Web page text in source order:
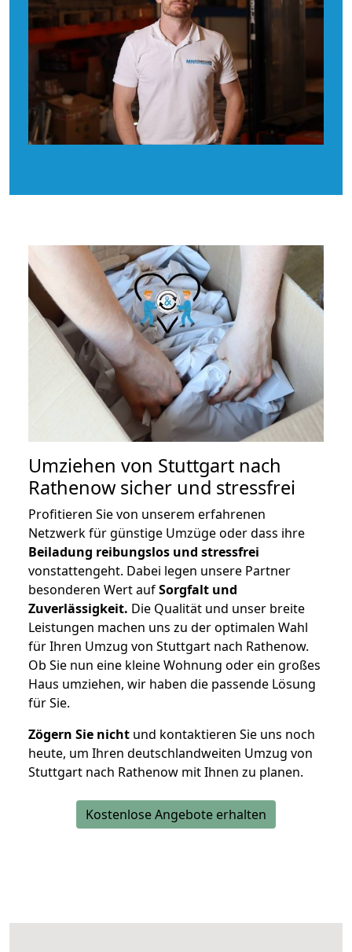
Umziehen von Stuttgart nach
Rathenow sicher und stressfrei
Profitieren Sie von unserem erfahrenen
Netzwerk für günstige Umzüge oder dass ihre
Beiladung reibungslos und stressfrei
vonstattengeht. Dabei legen unsere Partner
besonderen Wert aufSorgfalt und
Zuverlässigkeit. Die Qualität und unser breite
Leistungen machen uns zu der optimalen Wahl
für Ihren Umzug von Stuttgart nach Rathenow.
Ob Sie nun eine kleine Wohnung oder ein großes
Haus umziehen, wir haben die passende Lösung
für Sie.
Zögern Sie nicht und kontaktieren Sie uns noch
heute, um Ihren deutschlandweiten Umzug von
Stuttgart nach Rathenow mit Ihnen zu planen.
Kostenlose Angebote erhalten